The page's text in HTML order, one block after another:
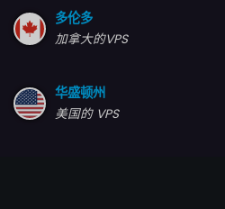
多伦多
加拿大的VPS
华盛顿州
美国的 VPS